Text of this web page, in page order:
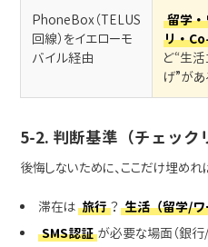
PhoneBox（TELUS
回線）をイエローモ
バイル経由
留学
リ・
ど“生
げ”が
5-2. 判断基準（チェック
後悔しないために、ここだけ埋めれ
滞在は 旅行 ？ 生活（留学/
SMS認証 が必要な場面（銀